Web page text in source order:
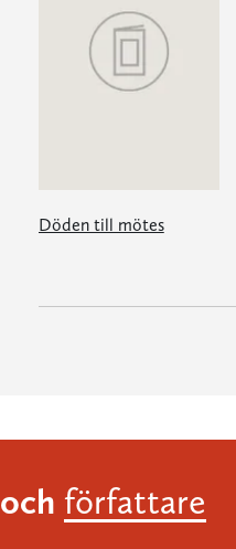
Döden till mötes
och författare